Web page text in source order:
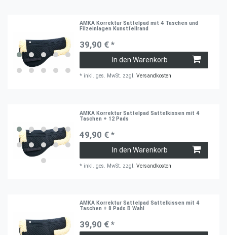
AMKA Korrektur Sattelpad mit 4 Taschen und
Filzeinlagen Kunstfellrand
39,90 € *
In den Warenkorb
* inkl. ges. MwSt. zzgl.Versandkosten
AMKA Korrektur Sattelpad Sattelkissen mit 4
Taschen + 12 Pads
49,90 € *
In den Warenkorb
* inkl. ges. MwSt. zzgl.Versandkosten
AMKA Korrektur Sattelpad Sattelkissen mit 4
Taschen + 8 Pads B Wahl
39,90 € *